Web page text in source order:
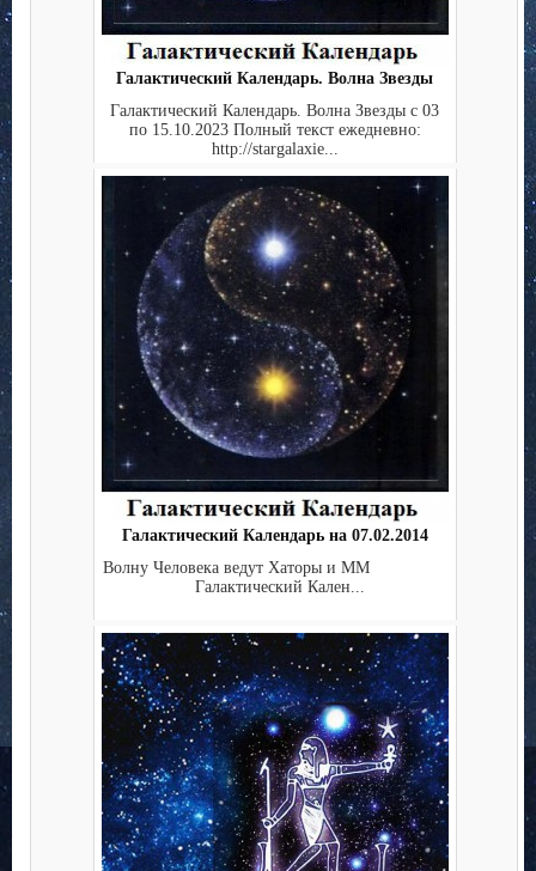
Галактический Календарь. Волна Звезды
Галактический Календарь. Волна Звезды с 03
по 15.10.2023 Полный текст ежедневно:
http://stargalaxie...
Галактический Календарь на 07.02.2014
Волну Человека ведут Хаторы и ММ
Галактический Кален...